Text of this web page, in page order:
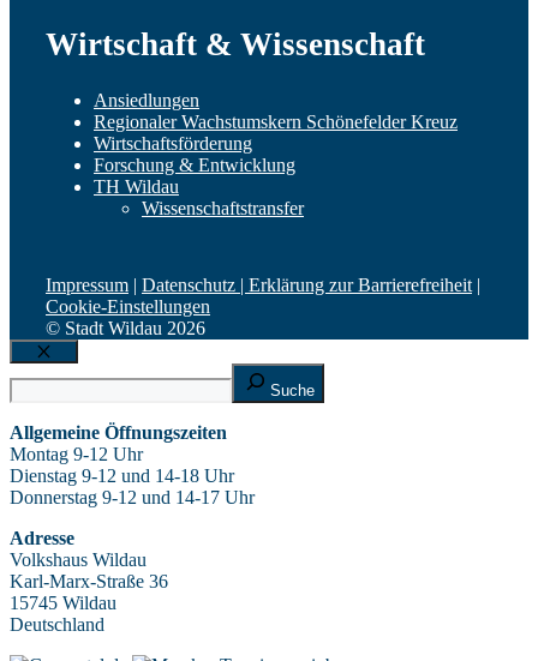
Wirtschaft & Wissenschaft
Ansiedlungen
Regionaler Wachstumskern Schönefelder Kreuz
Wirtschaftsförderung
Forschung & Entwicklung
TH Wildau
Wissenschaftstransfer
Impressum Datenschutz | Erklärung zur Barrierefreiheit|
Cookie-Einstellungen
© Stadt Wildau 2026
Schließen
Suche
Allgemeine Öffnungszeiten
Montag 9-12 Uhr
Dienstag 9-12 und 14-18 Uhr
Donnerstag 9-12 und 14-17 Uhr
Adresse
Volkshaus Wildau
Karl-Marx-Straße 36
15745 Wildau
Deutschland